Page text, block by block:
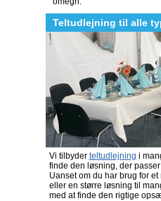
Teltudlejning til alle
Vi tilbyder teltudlejning i
finde den løsning, der
Uanset om du har brug for
eller en større løsning til
med at finde den rigtige